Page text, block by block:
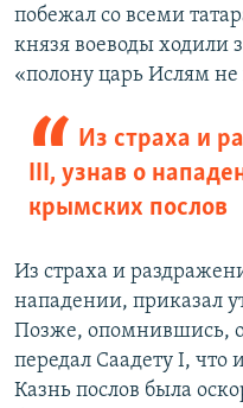
побежал со всеми
князя воеводы ходили
«полону царь Ислям не
Из страха и
III, узнав о
крымских послов
Из страха и
нападении, приказал
Позже, опомнившись,
передал Саадету I, что
Казнь послов была